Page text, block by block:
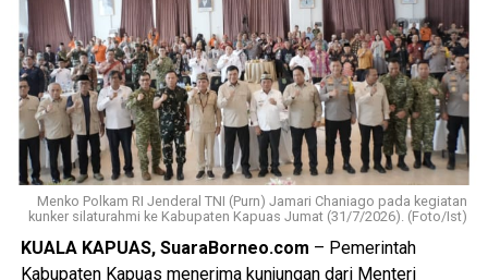
“Malam kejadian tersangka sempat datang ke lokasi dan
berkumpul bersama para korban. Namun usai kembali dari
menonton pertandingan final Piala Dunia ia kembali
mendatangi barak karena kembali terlibat cekcok dengan
korban,” katanya.
Nah saat pintu kamar dikunci dari dalam tersangka
menggedor hingga mendobrak pintu kemudian masuk
sambil merusak sejumlah barang dan melanjutkan
pertengkaran.
Menko Polkam RI Jenderal TNI (Purn) Jamari Chaniago pada kegiatan
kunker silaturahmi ke Kabupaten Kapuas Jumat (31/7/2026). (Foto/Ist)
KUALA KAPUAS, SuaraBorneo.com – Pemerintah
Kabupaten Kapuas menerima kunjungan dari Menteri